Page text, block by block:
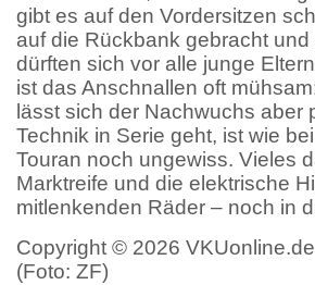
gibt es auf den Vordersitzen
auf die Rückbank gebracht
dürften sich vor alle junge
ist das Anschnallen oft
lässt sich der Nachwuchs aber
Technik in Serie geht, ist wie
Touran noch ungewiss. Vieles
Marktreife und die elektrische
mitlenkenden Räder – noch in
Copyright © 2026 VKUonline.de
(Foto: ZF)